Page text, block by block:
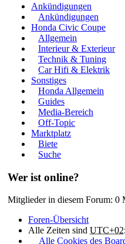
Ankündigungen
Ankündigungen
Honda Civic Coupe
Allgemein
Interieur & Exterieur
Technik & Tuning
Car Hifi & Elektrik
Sonstiges
Honda Allgemein
Guides
Media-Bereich
Off-Topic
Marktplatz
Biete
Suche
Wer ist online?
Mitglieder in diesem Forum: 0
Foren-Übersicht
Alle Zeiten sind
Alle Cookies des